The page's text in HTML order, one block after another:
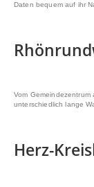
Daten bequem auf ihr
Vom
unterschiedlich lange
Herz-